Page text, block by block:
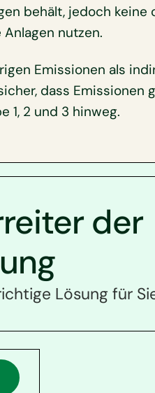
behält, jedoch
nutzen.
Emissionen als
dass Emissionen
1, 2 und 3 hinweg.
der
Lösung für